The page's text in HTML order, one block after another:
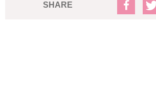
SHARE